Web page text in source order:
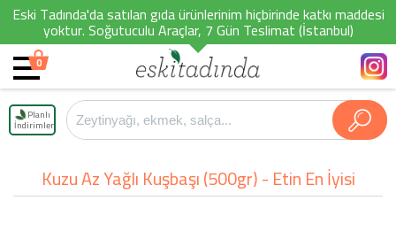
Eski Tadında'da satılan gıda ürünlerinim hiçbirinde katkı maddesi
yoktur. Soğutuculu Araçlar, 7 Gün Teslimat (İstanbul)
0
Planlı
İndirimler
Kuzu Az Yağlı Kuşbaşı (500gr) - Etin En İyisi